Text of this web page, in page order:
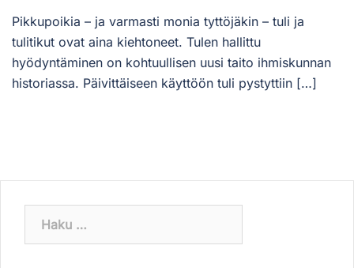
Pikkupoikia – ja varmasti monia tyttöjäkin – tuli ja
tulitikut ovat aina kiehtoneet. Tulen hallittu
hyödyntäminen on kohtuullisen uusi taito ihmiskunnan
historiassa. Päivittäiseen käyttöön tuli pystyttiin […]